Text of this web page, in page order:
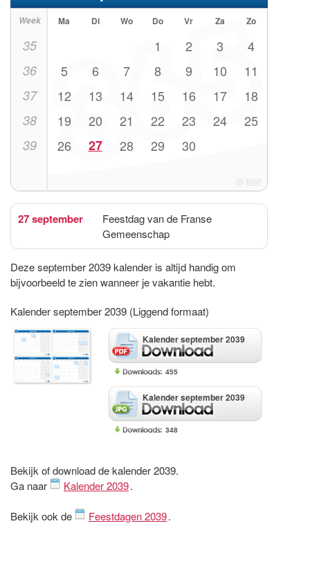
Week Ma Di Wo Do Vr Za Zo
35 1 2 3 4
36 5 6 7 8 9 10 11
37 12 13 14 15 16 17 18
38 19 20 21 22 23 24 25
39 26 27 28 29 30
27 september
Feestdag van de Franse
Gemeenschap
Deze september 2039 kalender is altijd handig om
bijvoorbeeld te zien wanneer je vakantie hebt.
Kalender september 2039 (Liggend formaat)
Kalender september 2039
455
Kalender september 2039
348
Bekijk of download de kalender 2039.
Ga naar
Kalender 2039.
Bekijk ook de Feestdagen 2039.